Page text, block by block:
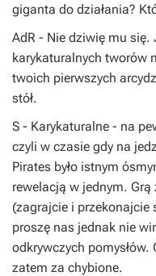
giganta do działania?
AdR - Nie dziwię mu się.
karykaturalnych tworów
twoich pierwszych
stół.
S - Karykaturalne - na
czyli w czasie gdy na
Pirates było istnym
rewelacją w jednym.
(zagrajcie i
proszę nas jednak nie
odkrywczych
zatem za chybione.